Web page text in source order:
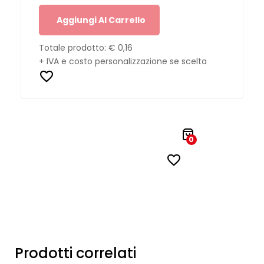
Aggiungi Al Carrello
Totale prodotto: € 0,16
+ IVA e costo personalizzazione se scelta
0
Prodotti correlati